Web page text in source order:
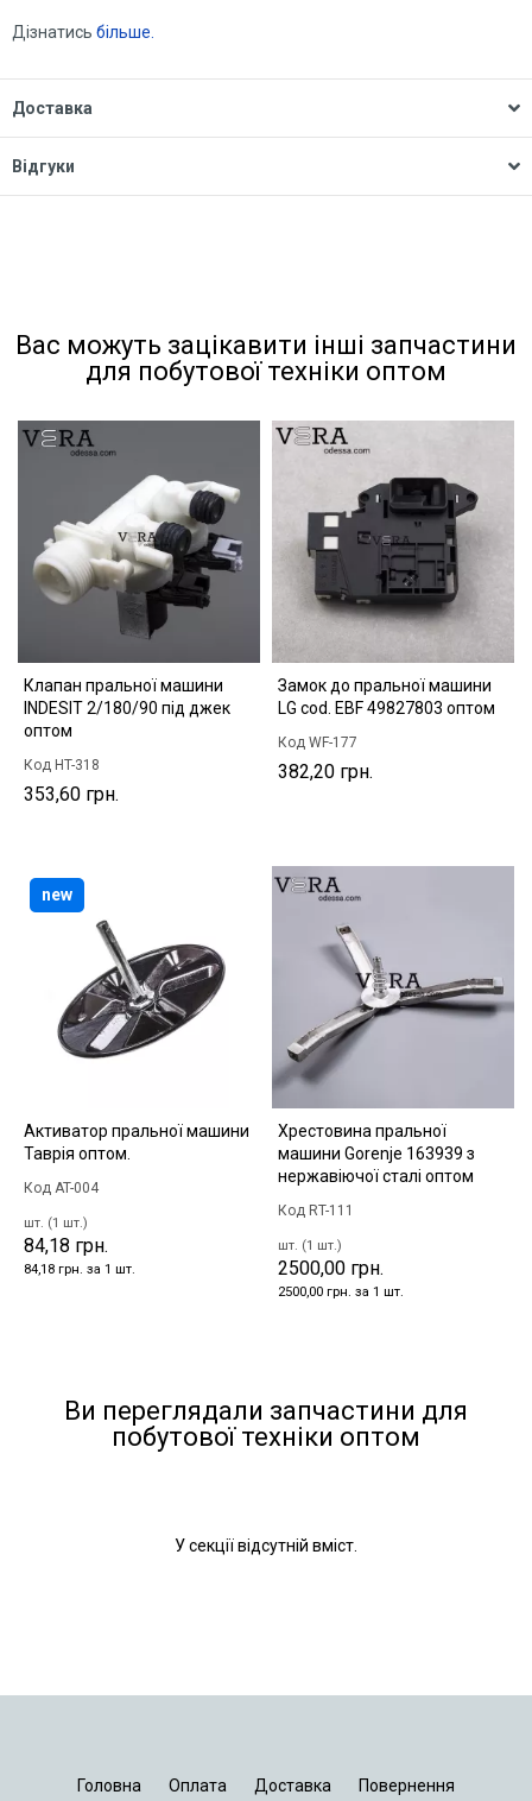
Дізнатись більше.
Доставка
Відгуки
Вас можуть зацікавити інші запчастини
для побутової техніки оптом
Клапан пральної машини
INDESIT 2/180/90 під джек
оптом
Код HT-318
353,60 грн.
Замок до пральної машини
LG cod. EBF 49827803 оптом
Код WF-177
382,20 грн.
Активатор пральної машини
Таврія оптом.
Код AT-004
шт. (1 шт.)
84,18 грн.
84,18 грн. за 1 шт.
new
Хрестовина пральної
машини Gorenje 163939 з
нержавіючої сталі оптом
Код RT-111
шт. (1 шт.)
2500,00 грн.
2500,00 грн. за 1 шт.
Ви переглядали запчастини для
побутової техніки оптом
У секції відсутній вміст.
Головна Оплата Доставка Повернення